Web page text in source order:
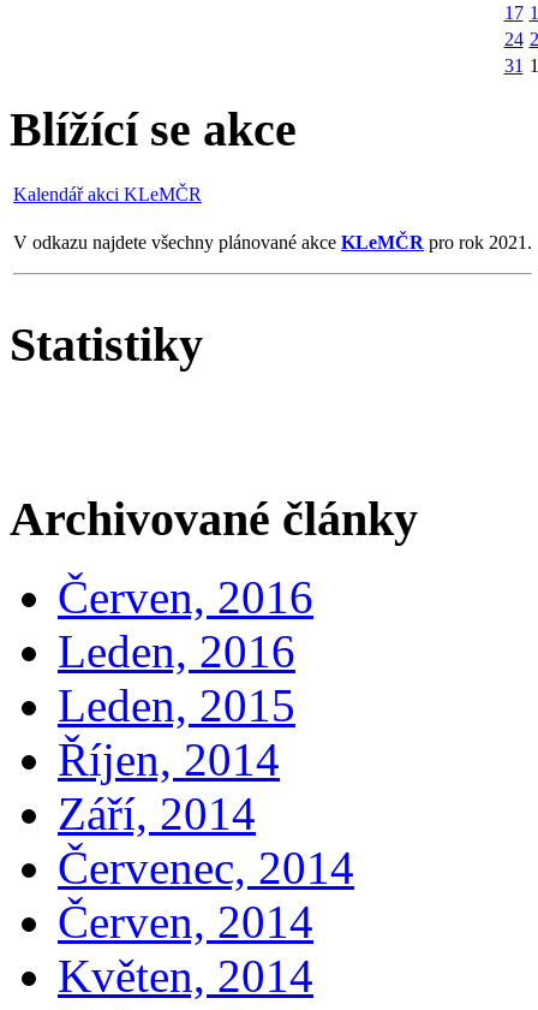
17
24
31 1
Blížící se akce
Kalendář akci KLeMČR
V odkazu najdete všechny plánované akce KLeMČR pro rok 2021.
Statistiky
Archivované články
Červen, 2016
Leden, 2016
Leden, 2015
Říjen, 2014
Září, 2014
Červenec, 2014
Červen, 2014
Květen, 2014